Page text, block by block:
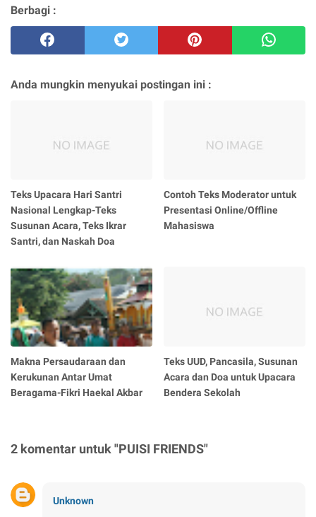
Berbagi :
Anda mungkin menyukai postingan ini :
Teks Upacara Hari Santri
Nasional Lengkap-Teks
Susunan Acara, Teks Ikrar
Santri, dan Naskah Doa
Contoh Teks Moderator untuk
Presentasi Online/Offline
Mahasiswa
Makna Persaudaraan dan
Kerukunan Antar Umat
Beragama-Fikri Haekal Akbar
Teks UUD, Pancasila, Susunan
Acara dan Doa untuk Upacara
Bendera Sekolah
2 komentar untuk "PUISI FRIENDS"
Unknown